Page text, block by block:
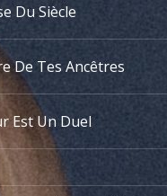
Du Siècle
De Tes Ancêtres
Est Un Duel